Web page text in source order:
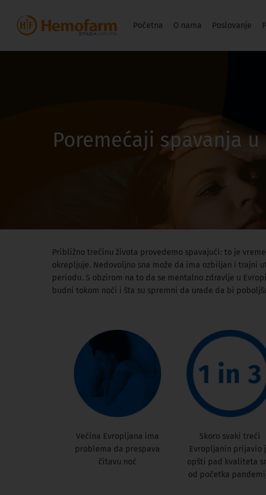
Početna O nama Poslovanje
Poremećaji spavanja
Približno trećinu života provedemo spavajući: to je
okrepljuje. Nedovoljno sna može da ima ozbiljan i trajni
periodu. S obzirom na to da se mentalno zdravlje u
budni tokom noći i šta su spremni da urade da bi
Većina Evropljana ima
problema da prespava
čitavu noć
Skoro svaki treći
Evropljanin prijavio
opšti pad kvaliteta
od početka